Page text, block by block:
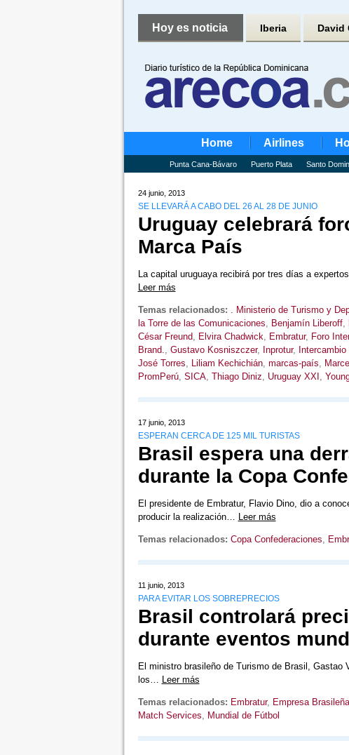
Hoy es noticia Iberia David
Home Airlines
Punta Cana-Bávaro Puerto Plata Santo
24 junio, 2013
SE LLEVARÁ A CABO DEL 26 AL 28 DE JUNIO
Uruguay celebrará
Marca País
La capital uruguaya recibirá por tres días a
Leer más
Temas relacionados: . Ministerio de Turismo y
la Torre de las Comunicaciones, Benjamín Liberoff,
César Freund, Elvira Chadwick, Embratur, Foro
Brand., Gustavo Kosniszczer, Inprotur,
José Torres, Liliam Kechichián, marcas-país,
PromPerú, SICA, Thiago Diniz, Uruguay XXI ,
17 junio, 2013
ESPERAN CERCA DE 125 MIL TURISTAS
Brasil espera una
durante la Copa
El presidente de Embratur, Flavio Dino, dio a
producir la realización… Leer más
Temas relacionados: Copa Confederaciones,
11 junio, 2013
PARA EVITAR LOS SOBREPRECIOS
Brasil controlará
durante eventos
El ministro brasileño de Turismo de Brasil,
los… Leer más
Temas relacionados: Embratur, Empresa
Match Services, Mundial de Fútbol